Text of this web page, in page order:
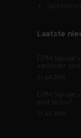
Laatste
DPM Signage
aanbieder
23 juli 2026
DPM Signage
past bij jou?
23 juli 2026